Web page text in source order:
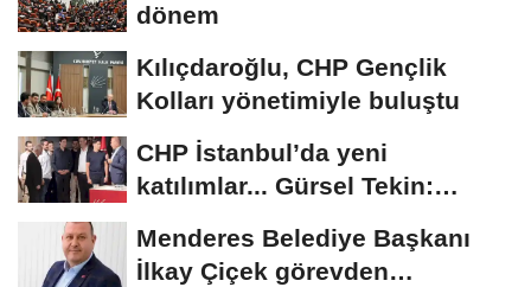
dönem
Kılıçdaroğlu, CHP Gençlik
Kolları yönetimiyle buluştu
CHP İstanbul’da yeni
katılımlar... Gürsel Tekin:
Menderes Belediye Başkanı
İlkay Çiçek görevden